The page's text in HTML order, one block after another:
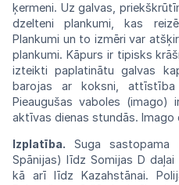
ķermeni. Uz galvas,
dzelteni plankumi, kas
Plankumi un to izmēri var
plankumi. Kāpurs ir tipisks
izteiktipaplatinātugalvas
barojasar koksni,
Pieaugušas vaboles (imago)
aktīvas dienas stundās. Imago
Izplatība. Suga
Spānijas) līdz Somijas D daļai
kā arī līdz Kazahstānai.